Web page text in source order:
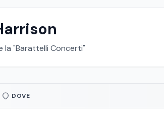
la "Barattelli Concerti"
DOVE